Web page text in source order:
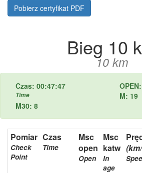
Pobierz certyfikat PDF
Bieg 10
10 km
Czas: 00:47:47
Time
M: 19
M30: 8
Pomiar
Check
Point
Czas
Time
Msc
open
Open
Msc
katw
In
age